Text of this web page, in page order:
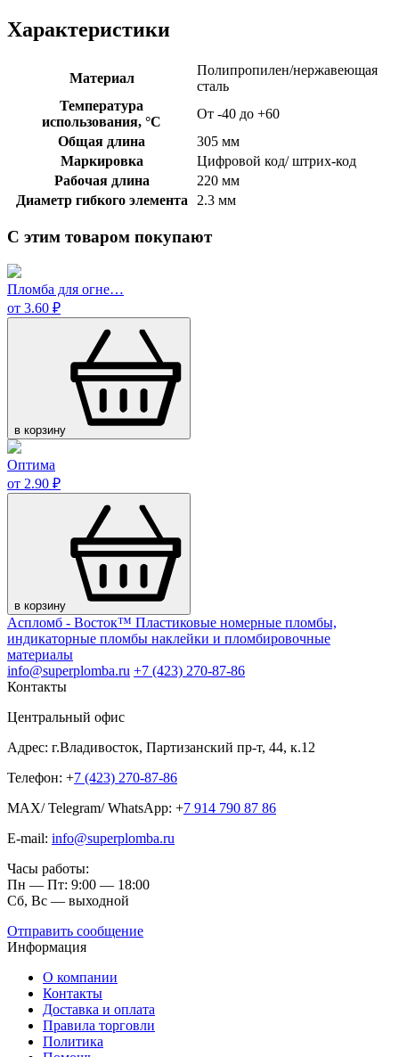
Характеристики
Материал
Полипропилен/нержавеющая
сталь
Температура
использования, °C
От -40 до +60
Общая длина
305 мм
Маркировка
Цифровой код/ штрих-код
Рабочая длина
220 мм
Диаметр гибкого элемента
2.3 мм
С этим товаром покупают
Пломба для огне…
от 3.60 ₽
в корзину
Оптима
от 2.90 ₽
в корзину
Аспломб - Восток™ Пластиковые номерные пломбы,
индикаторные пломбы наклейки и пломбировочные
материалы
info@superplomba.ru +7 (423) 270-87-86
Контакты
Центральный офис
Адрес: г.Владивосток, Партизанский пр-т, 44, к.12
Телефон: +7 (423) 270-87-86
MAX/ Telegram/ WhatsApp: +7 914 790 87 86
E-mail: info@superplomba.ru
Часы работы:
Пн — Пт: 9:00 — 18:00
Сб, Вc — выходной
Отправить сообщение
Информация
О компании
Контакты
Доставка и оплата
Правила торговли
Политика